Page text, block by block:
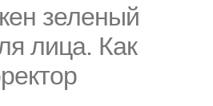
зеленый
лица. Как